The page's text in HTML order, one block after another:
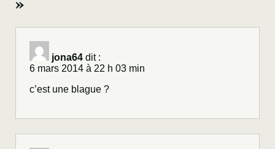
jona64 dit :
6 mars 2014 à 22 h 03 min
c’est une blague ?